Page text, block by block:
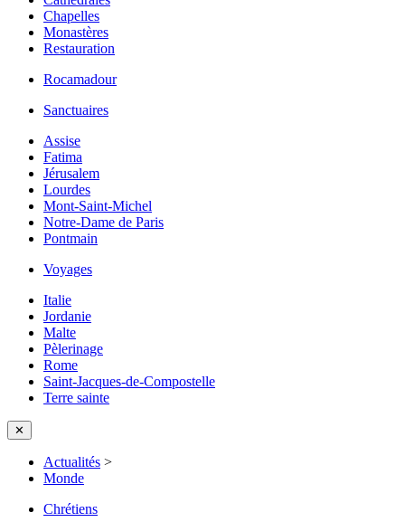
Chapelles
Monastères
Restauration
Rocamadour
Sanctuaires
Assise
Fatima
Jérusalem
Lourdes
Mont-Saint-Michel
Notre-Dame de Paris
Pontmain
Voyages
Italie
Jordanie
Malte
Pèlerinage
Rome
Saint-Jacques-de-Compostelle
Terre sainte
✕
Actualités >
Monde
Chrétiens